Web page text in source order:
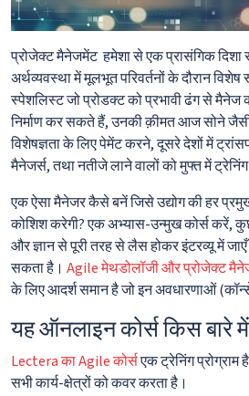
प्रोजेक्ट मैनेजमेंट हमेशा से एक प्रासंगिक
अर्थव्यवस्था में मूलभूत परिवर्तनों के दौरान
स्पेशलिस्ट जो प्रोडक्ट को प्रभावी ढंग से
निर्माण कर सकते हैं, उनकी क़ीमत आज सोने
विशेषज्ञता के लिए पेमेंट करने, दूसरे देशों में
मैनेजर्स, तथा नतीजे लाने वालों को मुफ्त में
एक ऐसा मैनेजर कैसे बनें जिसे उद्योग की हर
कोशिश करेगी? एक अभ्यास-उन्मुख कोर्स करें,
और ज्ञान से पूरी तरह से लैस होकर इंटरव्यू में
सकता है। Agile मेथडोलॉजी और प्रोजेक्ट
के लिए आदर्श समान है जो इन अवधारणाओं
यह ऑनलाइन कोर्स किस बारे
Lectera का Agile कोर्सएक ट्रेनिंग प्रोग्राम
सभी कार्य-क्षेत्रों को कवर करता है।